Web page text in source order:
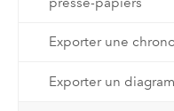
Exporter une
Exporter un